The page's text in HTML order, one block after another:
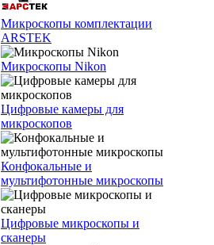
Микроскопы комплектации
ARSTEK
Микроскопы Nikon
Цифровые камеры для
микроскопов
Конфокальные и
мультифотонные микроскопы
Цифровые микроскопы и
сканеры